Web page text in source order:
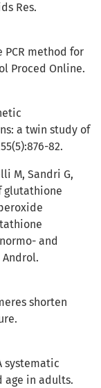
Res.
PCR method for
Proced Online.
a twin study of
82.
M, Sandri G,
glutathione
and
shorten
systematic
age in adults.